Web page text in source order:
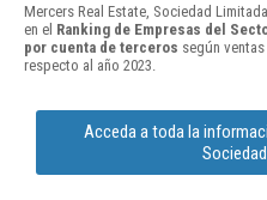
Mercers Real Estate, Sociedad
en el Ranking de Empresas del
por cuenta de terceros según
respecto al año 2023.
Acceda a toda la